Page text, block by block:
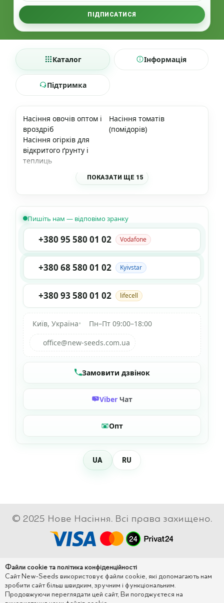
ПІДПИСАТИСЯ
Каталог Інформація
Підтримка
Насіння овочів оптом і
вроздріб
Насіння томатів
(помідорів)
Насіння огірків для
відкритого ґрунту і
теплиць
ПОКАЗАТИ ЩЕ 15
Пишіть нам — відповімо зранку
+380 95 580 01 02 Vodafone
+380 68 580 01 02 Kyivstar
+380 93 580 01 02 lifecell
Київ, Україна•
Пн–Пт 09:00–18:00
office@new-seeds.com.ua
Замовити дзвінок
Viber Чат
Опт
UA RU
© 2025 Нове Насіння. Всі права захищено.
Файли cookie та політика конфіденційності
Сайт New-Seeds використовує файли cookie, які допомагають нам
зробити сайт більш швидким, зручним і функціональним.
Продовжуючи переглядати цей сайт, Ви погоджуєтеся на